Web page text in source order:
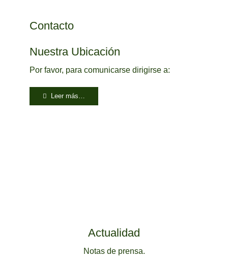
Contacto
Nuestra Ubicación
Por favor, para comunicarse dirigirse a:
Leer más…
Actualidad
Notas de prensa.